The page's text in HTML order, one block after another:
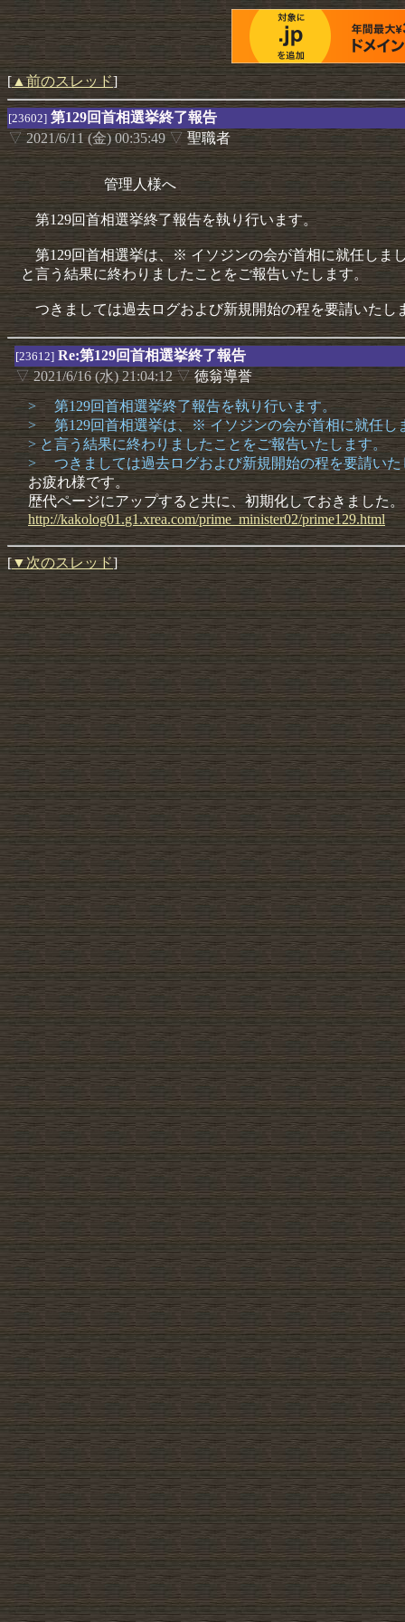
[▲前のスレッド]
[23602] 第129回首相選挙終了報告
▽ 2021/6/11 (金) 00:35:49▽ 聖職者
管理人様へ
第129回首相選挙終了報告を執り行います。
第129回首相選挙は、※ イソジンの会が首相に就任しま
と言う結果に終わりましたことをご報告いたします。
つきましては過去ログおよび新規開始の程を要請いたし
[23612] Re:第129回首相選挙終了報告
▽2021/6/16 (水) 21:04:12▽徳翁導誉
> 第129回首相選挙終了報告を執り行います。
> 第129回首相選挙は、※ イソジンの会が首相に就任し
> と言う結果に終わりましたことをご報告いたします。
> つきましては過去ログおよび新規開始の程を要請いた
お疲れ様です。
歴代ページにアップすると共に、初期化しておきました。
http://kakolog01.g1.xrea.com/prime_minister02/prime129.html
[▼次のスレッド]